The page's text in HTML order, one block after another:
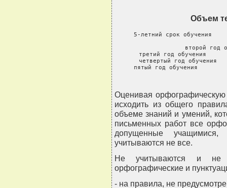
Объем
5-летний срок
второй год
третий год обучения
четвертый год
пятый год обучения
Оценивая орфографическую
исходить из общего
объеме знаний и умений,
письменных работ все
допущенные
учитываются не все.
Не учитываются и не
орфографические и
- на правила, не